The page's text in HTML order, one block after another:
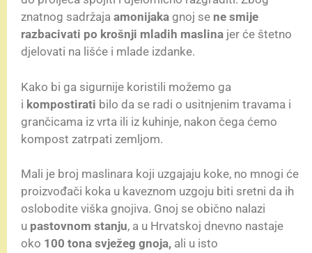
znatnog sadržaja amonijaka gnoj se ne smije
razbacivati po krošnji mladih maslina jer će štetno
djelovati na lišće i mlade izdanke.
Kako bi ga sigurnije koristili možemo ga
i kompostirati bilo da se radi o usitnjenim travama i
grančicama iz vrta ili iz kuhinje, nakon čega ćemo
kompost zatrpati zemljom.
Mali je broj maslinara koji uzgajaju koke, no mnogi će
proizvođači koka u kaveznom uzgoju biti sretni da ih
oslobodite viška gnojiva. Gnoj se obično nalazi
u pastovnom stanju, a u Hrvatskoj dnevno nastaje
oko 100 tona svježeg gnoja, ali u isto